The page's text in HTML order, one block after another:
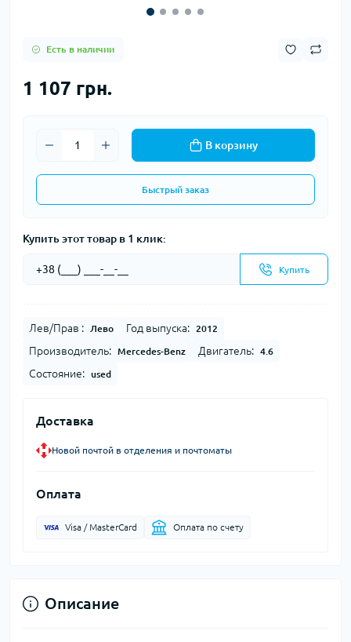
Есть в наличии
1 107 грн.
В корзину
Быстрый заказ
Купить этот товар в 1 клик:
Купить
Лев/Прав : Лево Год выпуска: 2012
Производитель: Mercedes-Benz Двигатель: 4.6
Состояние: used
Доставка
Новой почтой в отделения и почтоматы
Оплата
Visa / MasterCard Оплата по счету
Описание